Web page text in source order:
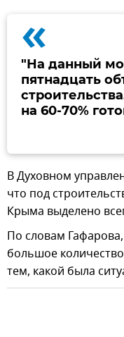
«
"На данный
пятнадцать
на 60-70%
В Духовном
что под
Крыма выделено
По словам
большое
тем, какой была